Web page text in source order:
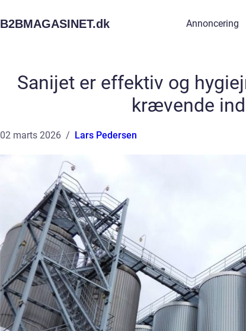
B2BMAGASINET.dk Annoncering
Sanijet er effektiv og
krævende
02 marts 2026 Lars Pedersen